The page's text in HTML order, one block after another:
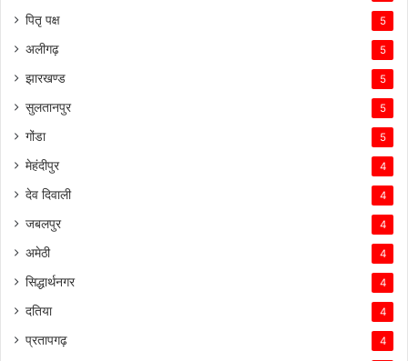
पितृ पक्ष 5
अलीगढ़ 5
झारखण्ड 5
सुलतानपुर 5
गोंडा 5
मेहंदीपुर 4
देव दिवाली 4
जबलपुर 4
अमेठी 4
सिद्धार्थनगर 4
दतिया 4
प्रतापगढ़ 4